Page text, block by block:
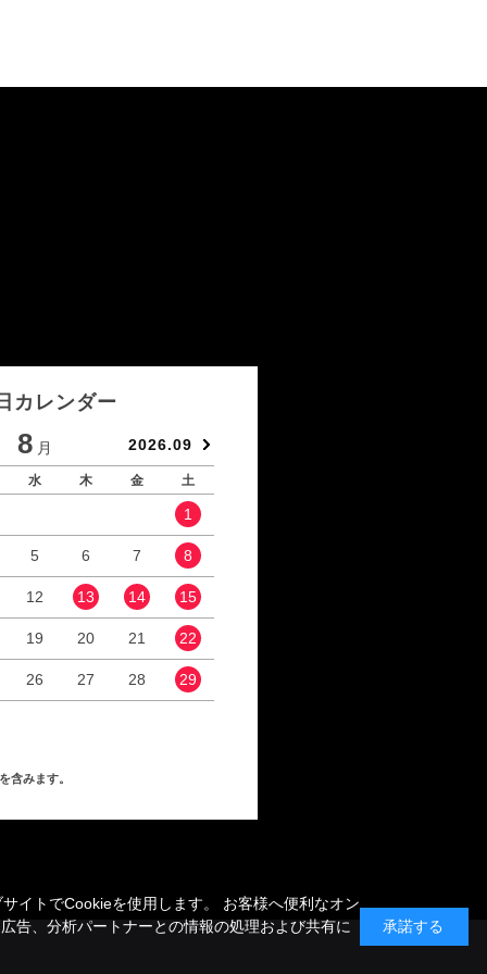
カレンダー
8 月 2026.09
水 木 金 土
1
5 6 7 8
12 13 14 15
19 20 21 22
26 27 28 29
含みます。
イトでCookieを使用します。 お客様へ便利なオン
告、分析パートナーとの情報の処理および共有に
承諾する